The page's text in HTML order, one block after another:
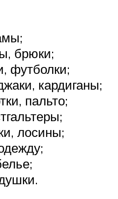
брюки;
футболки;
кардиганы;
пальто;
лосины;